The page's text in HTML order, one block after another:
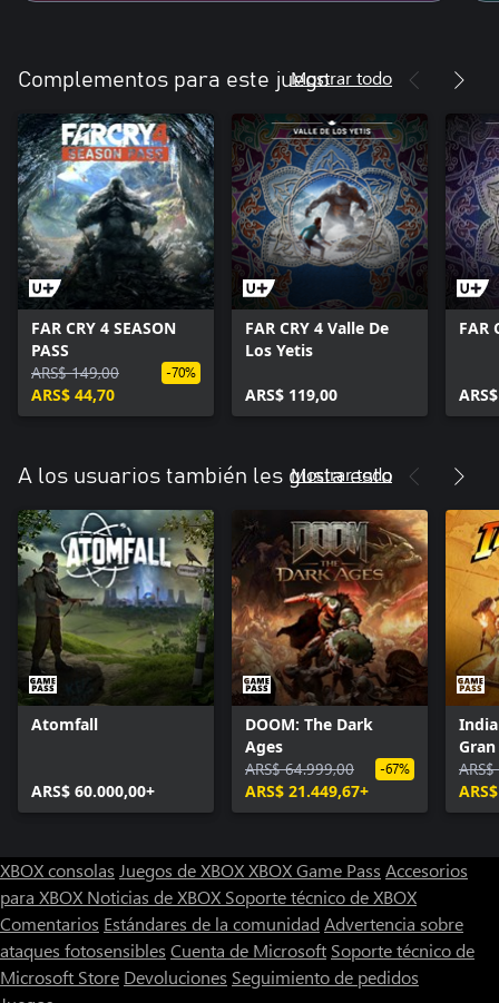
Complementos para este juegoMostrar todo
FAR CRY 4 SEASON
PASS
ARS$ 149,00
ARS$ 44,70
-70%
FAR CRY 4 Valle De
Los Yetis
ARS$ 119,00
FAR
A los usuarios también les gusta esto
Mostrar todo
Atomfall
ARS$ 60.000,00+
DOOM: The Dark
Ages
ARS$ 64.999,00
ARS$ 21.449,67+
-67%
XBOX consolas Juegos de XBOXXBOX Game Pass Accesorios
para XBOX Noticias de XBOX Soporte técnico de XBOX
Comentarios Estándares de la comunidad Advertencia sobre
ataques fotosensibles Cuenta de Microsoft Soporte técnico de
Microsoft Store Devoluciones Seguimiento de pedidos